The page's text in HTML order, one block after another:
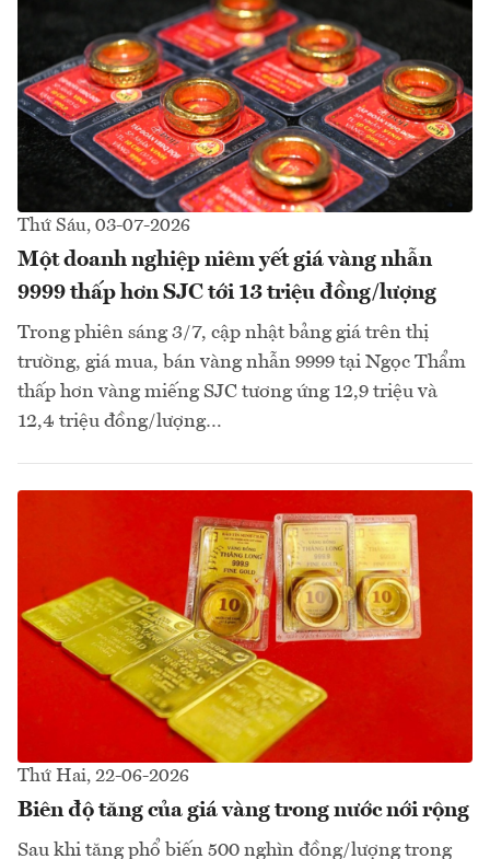
Thứ Sáu, 03-07-2026
Một doanh nghiệp niêm yết giá vàng nhẫn
9999 thấp hơn SJC tới 13 triệu đồng/lượng
Trong phiên sáng 3/7, cập nhật bảng giá trên thị
trường, giá mua, bán vàng nhẫn 9999 tại Ngọc Thẩm
thấp hơn vàng miếng SJC tương ứng 12,9 triệu và
12,4 triệu đồng/lượng…
Thứ Hai, 22-06-2026
Biên độ tăng của giá vàng trong nước nới rộng
Sau khi tăng phổ biến 500 nghìn đồng/lượng trong